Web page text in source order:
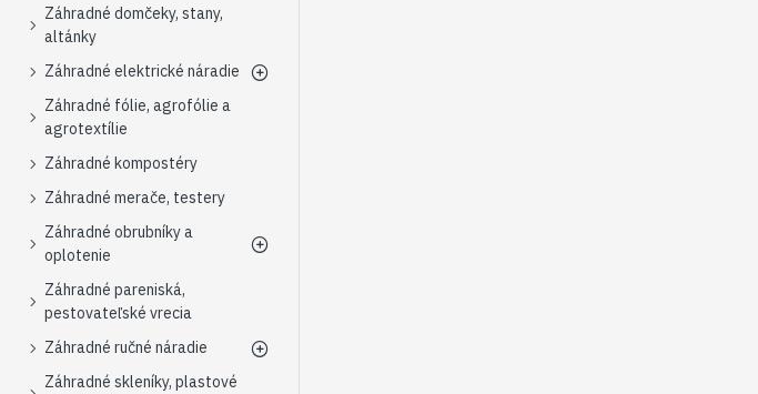
Záhradné domčeky, stany,
altánky
Záhradné elektrické náradie
Záhradné fólie, agrofólie a
agrotextílie
Záhradné kompostéry
Záhradné merače, testery
Záhradné obrubníky a
oplotenie
Záhradné pareniská,
pestovateľské vrecia
Záhradné ručné náradie
Záhradné skleníky, plastové